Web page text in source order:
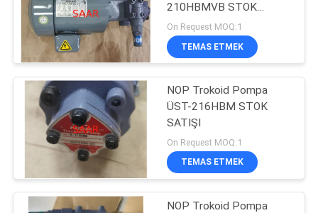
Hydac Filtre Elemanı
Eleman Filtre
210HBMVB STOK
SATIŞI
On Request MOQ:1
TEMAS ETMEK
NOP Trokoid Pompa
ÜST-216HBM STOK
SATIŞI
On Request MOQ:1
TEMAS ETMEK
NOP Trokoid Pompa